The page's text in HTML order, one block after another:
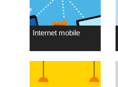
Internet mobile